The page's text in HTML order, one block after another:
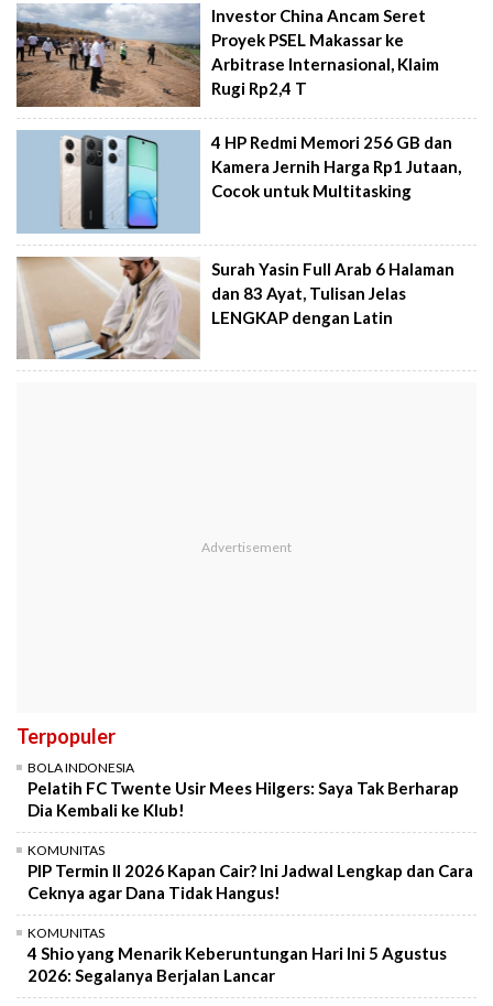
Investor China Ancam Seret
Proyek PSEL Makassar ke
Arbitrase Internasional, Klaim
Rugi Rp2,4 T
4 HP Redmi Memori 256 GB dan
Kamera Jernih Harga Rp1 Jutaan,
Cocok untuk Multitasking
Surah Yasin Full Arab 6 Halaman
dan 83 Ayat, Tulisan Jelas
LENGKAP dengan Latin
Terpopuler
BOLA INDONESIA
Pelatih FC Twente Usir Mees Hilgers: Saya Tak Berharap
Dia Kembali ke Klub!
KOMUNITAS
PIP Termin II 2026 Kapan Cair? Ini Jadwal Lengkap dan Cara
Ceknya agar Dana Tidak Hangus!
KOMUNITAS
4 Shio yang Menarik Keberuntungan Hari Ini 5 Agustus
2026: Segalanya Berjalan Lancar